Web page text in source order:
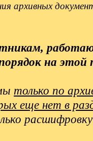
архивных
на этой
только по
еще нет в